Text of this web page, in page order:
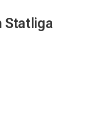
Statliga